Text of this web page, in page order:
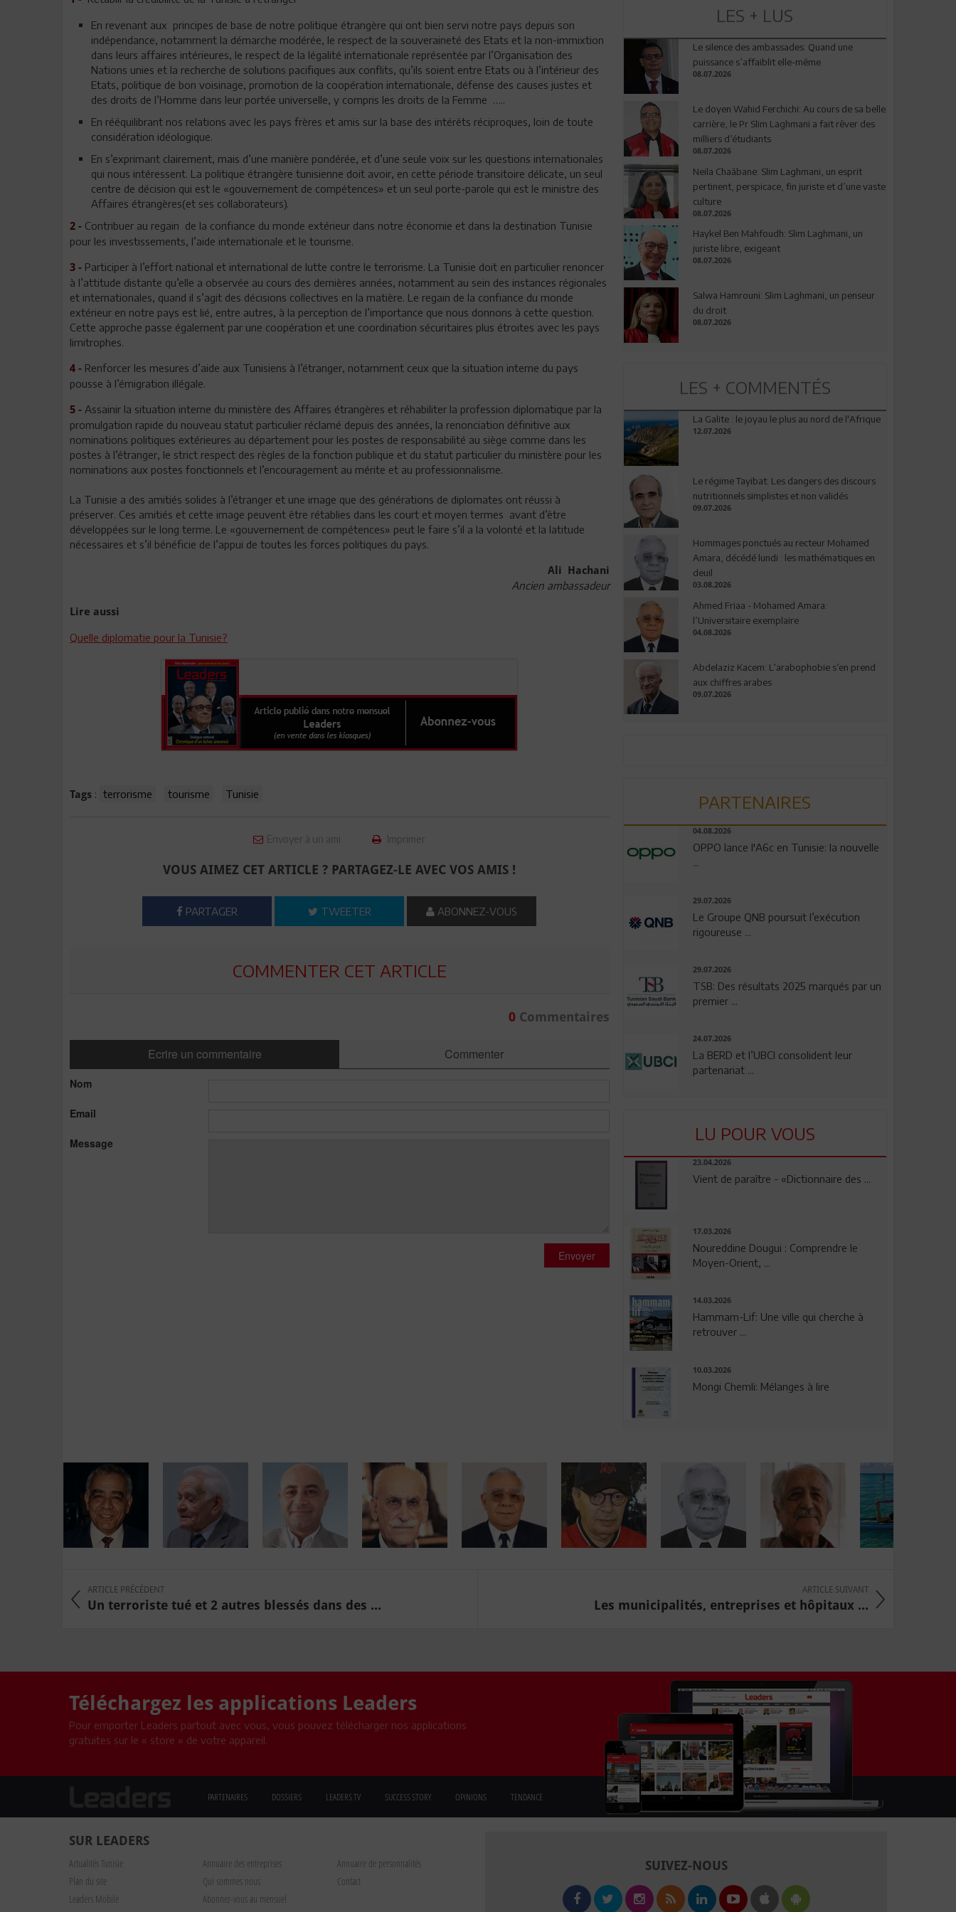
En revenant aux principes de base de notre politique étrangère qui ont bien servi notre pays depuis son
indépendance, notamment la démarche modérée, le respect de la souveraineté des Etats et la non-immixtion
dans leurs affaires intérieures, le respect de la légalité internationale représentée par l’Organisation des
Nations unies et la recherche de solutions pacifiques aux conflits, qu’ils soient entre Etats ou à l’intérieur des
Etats, politique de bon voisinage, promotion de la coopération internationale, défense des causes justes et
des droits de l’Homme dans leur portée universelle, y compris les droits de la Femme …..
En rééquilibrant nos relations avec les pays frères et amis sur la base des intérêts réciproques, loin de toute
considération idéologique.
En s’exprimant clairement, mais d’une manière pondérée, et d’une seule voix sur les questions internationales
qui nous intéressent. La politique étrangère tunisienne doit avoir, en cette période transitoire délicate, un seul
centre de décision qui est le «gouvernement de compétences» et un seul porte-parole qui est le ministre des
Affaires étrangères(et ses collaborateurs).
2 - Contribuer au regain de la confiance du monde extérieur dans notre économie et dans la destination Tunisie
pour les investissements, l’aide internationale et le tourisme.
3 - Participer à l’effort national et international de lutte contre le terrorisme. La Tunisie doit en particulier renoncer
à l’attitude distante qu’elle a observée au cours des dernières années, notamment au sein des instances régionales
et internationales, quand il s’agit des décisions collectives en la matière. Le regain de la confiance du monde
extérieur en notre pays est lié, entre autres, à la perception de l’importance que nous donnons à cette question.
Cette approche passe également par une coopération et une coordination sécuritaires plus étroites avec les pays
limitrophes.
4 - Renforcer les mesures d’aide aux Tunisiens à l’étranger, notamment ceux que la situation interne du pays
pousse à l’émigration illégale.
5 - Assainir la situation interne du ministère des Affaires étrangères et réhabiliter la profession diplomatique par la
promulgation rapide du nouveau statut particulier réclamé depuis des années, la renonciation définitive aux
nominations politiques extérieures au département pour les postes de responsabilité au siège comme dans les
postes à l’étranger, le strict respect des règles de la fonction publique et du statut particulier du ministère pour les
nominations aux postes fonctionnels et l’encouragement au mérite et au professionnalisme.
La Tunisie a des amitiés solides à l’étranger et une image que des générations de diplomates ont réussi à
préserver. Ces amitiés et cette image peuvent être rétablies dans les court et moyen termes avant d’être
développées sur le long terme. Le «gouvernement de compétences» peut le faire s’il a la volonté et la latitude
nécessaires et s’il bénéficie de l’appui de toutes les forces politiques du pays.
Ali Hachani
Ancien ambassadeur
Lire aussi
Quelle diplomatie pour la Tunisie?
Tags : terrorisme tourisme Tunisie
Envoyer à un ami Imprimer
VOUS AIMEZ CET ARTICLE ? PARTAGEZ-LE AVEC VOS AMIS !
PARTAGER TWEETER ABONNEZ-VOUS
COMMENTER CET ARTICLE
0Commentaires
Ecrire un commentaire Commenter
Nom
Email
Message
Envoyer
LES + LUS
Le silence des ambassades: Quand une
puissance s’affaiblit elle-même
08.07.2026
Le doyen Wahid Ferchichi: Au cours de sa belle
carrière, le Pr Slim Laghmani a fait rêver des
milliers d’étudiants
08.07.2026
Neila Chaâbane: Slim Laghmani, un esprit
pertinent, perspicace, fin juriste et d’une vaste
culture
08.07.2026
Haykel Ben Mahfoudh: Slim Laghmani, un
juriste libre, exigeant
08.07.2026
Salwa Hamrouni: Slim Laghmani, un penseur
du droit
08.07.2026
LES + COMMENTÉS
La Galite : le joyau le plus au nord de l'Afrique
12.07.2026
Le régime Tayibat: Les dangers des discours
nutritionnels simplistes et non validés
09.07.2026
Hommages ponctués au recteur Mohamed
Amara, décédé lundi : les mathématiques en
deuil
03.08.2026
Ahmed Friaa - Mohamed Amara:
l’Universitaire exemplaire
04.08.2026
Abdelaziz Kacem: L’arabophobie s’en prend
aux chiffres arabes
09.07.2026
PARTENAIRES
04.08.2026
OPPO lance l'A6c en Tunisie: la nouvelle
...
29.07.2026
Le Groupe QNB poursuit l’exécution
rigoureuse ...
29.07.2026
TSB: Des résultats 2025 marqués par un
premier ...
24.07.2026
La BERD et l’UBCI consolident leur
partenariat ...
LU POUR VOUS
23.04.2026
Vient de paraître - «Dictionnaire des ...
17.03.2026
Noureddine Dougui : Comprendre le
Moyen-Orient, ...
14.03.2026
Hammam-Lif: Une ville qui cherche à
retrouver ...
10.03.2026
Mongi Chemli: Mélanges à lire
ARTICLE PRÉCÉDENT
Un terroriste tué et 2 autres blessés dans des ...
ARTICLE SUIVANT
Les municipalités, entreprises et hôpitaux ...
Téléchargez les applications Leaders
Pour emporter Leaders partout avec vous, vous pouvez télécharger nos applications
gratuites sur le « store » de votre appareil.
PARTENAIRES DOSSIERS LEADERS TV SUCCESS STORY OPINIONS TENDANCE
SUR LEADERS
Actualités Tunisie Annuaire des entreprises
Annuaire de personnalités
Plan du site
Qui sommes nous
Contact
Leaders Mobile
Abonnez-vous au mensuel
SUIVEZ-NOUS